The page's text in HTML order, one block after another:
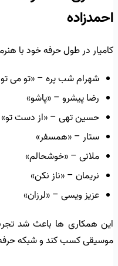
احمدزاده
کامیار در طول حرفه خود با
شهرام شب پره – «تو می
رضا پیشرو – «پاشو»
حسین تهی – «از دست تو»
ستار – «همسفر»
ملانی – «خوشحالم»
نریمان – «ناز نکن»
عزیز ویسی – «لرزان»
این همکاری ها باعث شد
موسیقی کسب کند و شبکه